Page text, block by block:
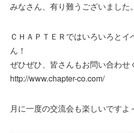
みなさん、有り難うございました。
ＣＨＡＰＴＥＲではいろいろとイ
ん！
ぜひぜひ、皆さんもお問い合わせ
http://www.chapter-co.com/
月に一度の交流会も楽しいですよ